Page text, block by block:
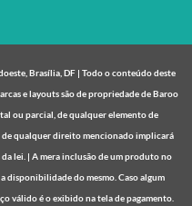
Brasília, DF | Todo o conteúdo deste
e layouts são de propriedade de Baroo
ou parcial, de qualquer elemento de
de qualquer direito mencionado implicará
lei. | A mera inclusão de um produto no
disponibilidade do mesmo. Caso algum
válido é o exibido na tela de pagamento.